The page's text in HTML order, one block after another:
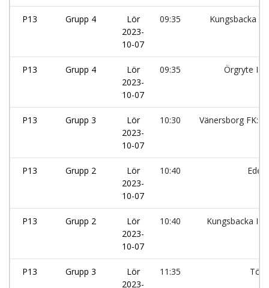
P13 Grupp 4
Lör
2023-
10-07
09:35 Kungsbacka
P13 Grupp 4
Lör
2023-
10-07
09:35 Örgryte
P13 Grupp 3
Lör
2023-
10-07
10:30 Vänersborg
P13 Grupp 2
Lör
2023-
10-07
10:40 Edet
P13 Grupp 2
Lör
2023-
10-07
10:40 Kungsbacka
P13 Grupp 3
Lör
2023-
11:35